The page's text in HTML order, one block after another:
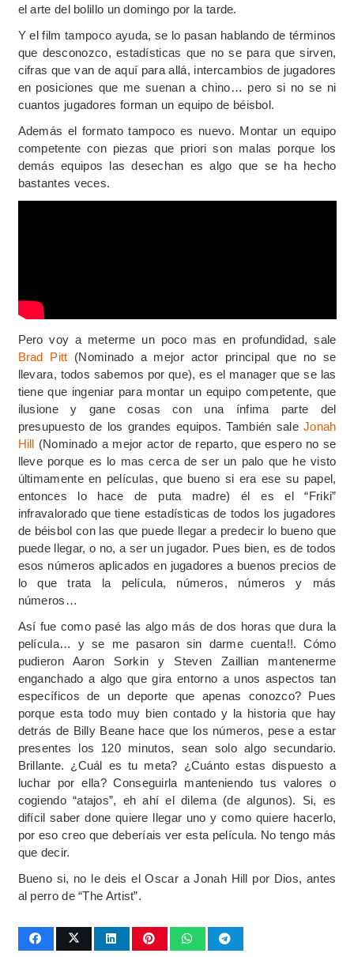
el arte del bolillo un domingo por la tarde.
Y el film tampoco ayuda, se lo pasan hablando de términos
que desconozco, estadísticas que no se para que sirven,
cifras que van de aquí para allá, intercambios de jugadores
en posiciones que me suenan a chino… pero si no se ni
cuantos jugadores forman un equipo de béisbol.
Además el formato tampoco es nuevo. Montar un equipo
competente con piezas que priori son malas porque los
demás equipos las desechan es algo que se ha hecho
bastantes veces.
Pero voy a meterme un poco mas en profundidad, sale
Brad Pitt (Nominado a mejor actor principal que no se
llevara, todos sabemos por que), es el manager que se las
tiene que ingeniar para montar un equipo competente, que
ilusione y gane cosas con una ínfima parte del
presupuesto de los grandes equipos. También sale Jonah
Hill (Nominado a mejor actor de reparto, que espero no se
lleve porque es lo mas cerca de ser un palo que he visto
últimamente en películas, que bueno si era ese su papel,
entonces lo hace de puta madre) él es el “Friki”
infravalorado que tiene estadísticas de todos los jugadores
de béisbol con las que puede llegar a predecir lo bueno que
puede llegar, o no, a ser un jugador. Pues bien, es de todos
esos números aplicados en jugadores a buenos precios de
lo que trata la película, números, números y más
números…
Así fue como pasé las algo más de dos horas que dura la
película… y se me pasaron sin darme cuenta!!. Cómo
pudieron Aaron Sorkin y Steven Zaillian mantenerme
enganchado a algo que gira entorno a unos aspectos tan
específicos de un deporte que apenas conozco? Pues
porque esta todo muy bien contado y la historia que hay
detrás de Billy Beane hace que los números, pese a estar
presentes los 120 minutos, sean solo algo secundario.
Brillante. ¿Cuál es tu meta? ¿Cuánto estas dispuesto a
luchar por ella? Conseguirla manteniendo tus valores o
cogiendo “atajos”, eh ahí el dilema (de algunos). Si, es
difícil saber done quiere llegar uno y como quiere hacerlo,
por eso creo que deberíais ver esta película. No tengo más
que decir.
Bueno si, no le deis el Oscar a Jonah Hill por Dios, antes
al perro de “The Artist”.